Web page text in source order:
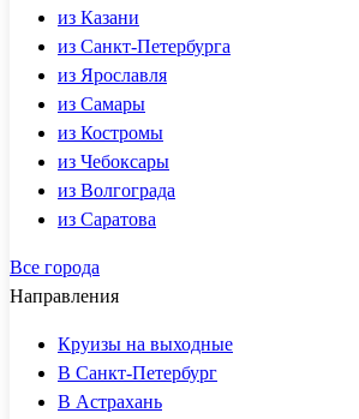
из Казани
из Санкт-Петербурга
из Ярославля
из Самары
из Костромы
из Чебоксары
из Волгограда
из Саратова
Все города
Направления
Круизы на выходные
В Санкт-Петербург
В Астрахань